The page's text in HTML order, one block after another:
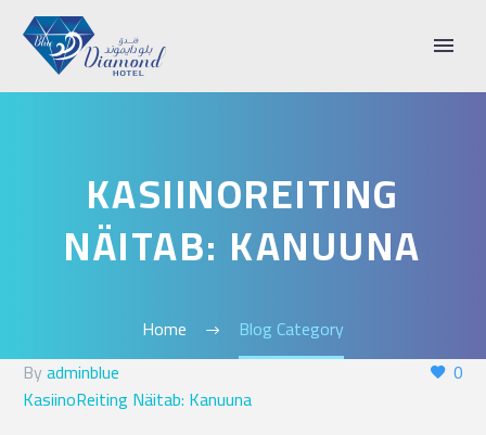
KASIINOREITING
NÄITAB: KANUUNA
Home
Blog Category
0
Byadminblue
KasiinoReiting Näitab: Kanuuna